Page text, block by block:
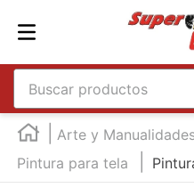
Buscar productos
Arte y
Pintura para tela
TÉRMINOS MÁS BUSCADOS
2.
marcador e300